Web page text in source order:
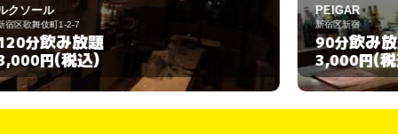
PEIGAR
新宿区新宿
90分 飲み放題
3,000円 (税込)